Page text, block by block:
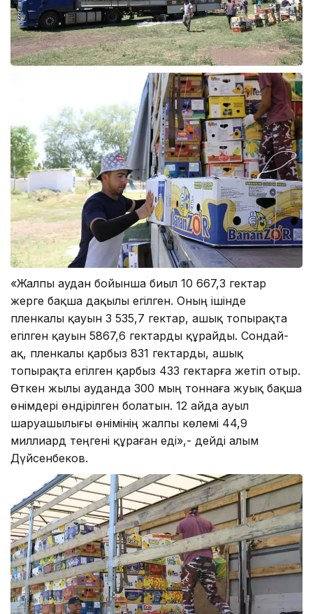
«Жалпы аудан бойынша биыл 10 667,3 гектар
жерге бақша дақылы егілген. Оның ішінде
пленкалы қауын 3 535,7 гектар, ашық топырақта
егілген қауын 5867,6 гектарды құрайды. Сондай-
ақ, пленкалы қарбыз 831 гектарды, ашық
топырақта егілген қарбыз 433 гектарға жетіп отыр.
Өткен жылы ауданда 300 мың тоннаға жуық бақша
өнімдері өндірілген болатын. 12 айда ауыл
шаруашылығы өнімінің жалпы көлемі 44,9
миллиард теңгені құраған еді»,- дейді Ғалым
Дүйсенбеков.